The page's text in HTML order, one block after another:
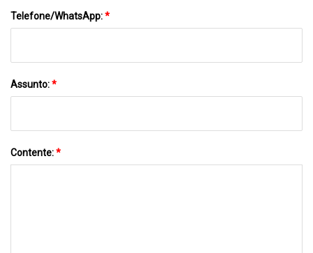
Telefone/WhatsApp:*
Assunto:*
Contente:*